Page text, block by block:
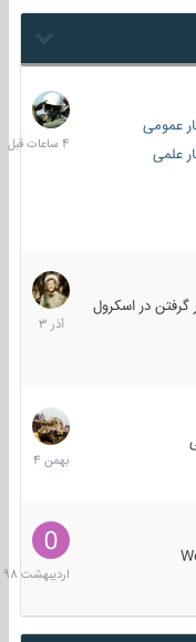
عمومی
4
ساعات
قبل
در اسکرول
7
آذر
1403
30
بهمن
1404
10
1398